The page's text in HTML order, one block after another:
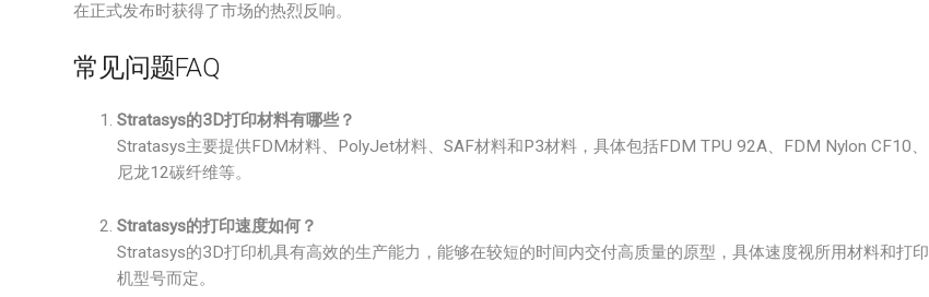
在正式发布时获得了市场的热烈反响。
常见问题FAQ
Stratasys的3D打印材料有哪些？
Stratasys主要提供FDM材料、PolyJet材料、SAF材料和P3材料，具体包括FDM TPU 92A、FDM Nylon CF10、
尼龙12碳纤维等。
Stratasys的打印速度如何？
Stratasys的3D打印机具有高效的生产能力，能够在较短的时间内交付高质量的原型，具体速度视所用材料和打印
机型号而定。